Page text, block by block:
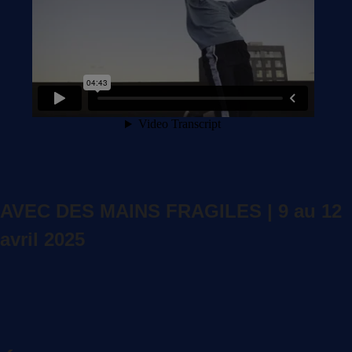
AVEC DES MAINS FRAGILES | 9 au 12
avril 2025